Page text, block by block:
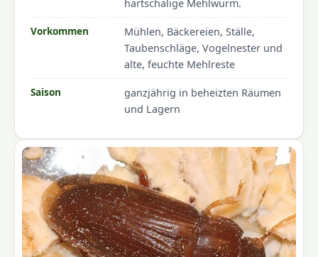
hartschalige Mehlwurm.
Vorkommen
Mühlen, Bäckereien, Ställe,
Taubenschläge, Vogelnester und
alte, feuchte Mehlreste
Saison
ganzjährig in beheizten Räumen
und Lagern